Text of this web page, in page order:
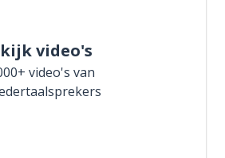
video's
video's van